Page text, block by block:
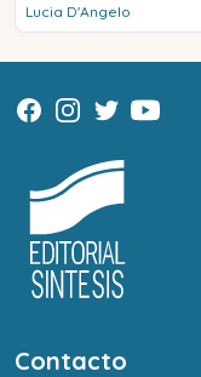
Lucia D'Angelo
Contacto